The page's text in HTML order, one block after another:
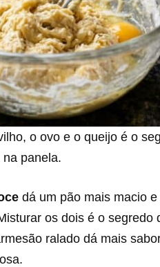
o ovo e o queijo é o
panela.
dá um pão mais macio
os dois é o segredo
ralado dá mais